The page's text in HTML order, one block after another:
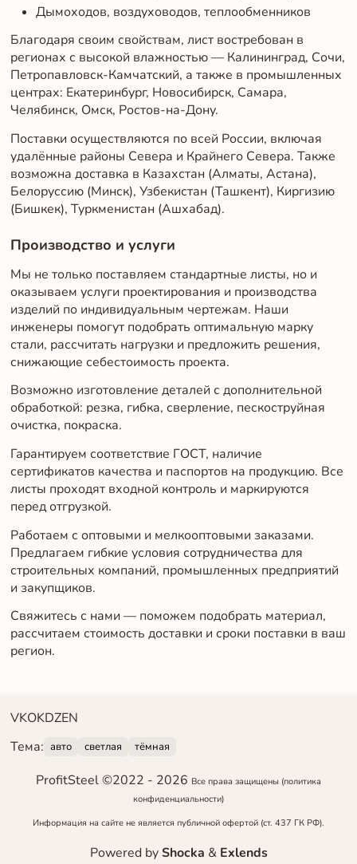
Дымоходов, воздуховодов, теплообменников
Благодаря своим свойствам, лист востребован в
регионах с высокой влажностью — Калининград, Сочи,
Петропавловск-Камчатский, а также в промышленных
центрах: Екатеринбург, Новосибирск, Самара,
Челябинск, Омск, Ростов-на-Дону.
Поставки осуществляются по всей России, включая
удалённые районы Севера и Крайнего Севера. Также
возможна доставка в Казахстан (Алматы, Астана),
Белоруссию (Минск), Узбекистан (Ташкент), Киргизию
(Бишкек), Туркменистан (Ашхабад).
Производство и услуги
Мы не только поставляем стандартные листы, но и
оказываем услуги проектирования и производства
изделий по индивидуальным чертежам. Наши
инженеры помогут подобрать оптимальную марку
стали, рассчитать нагрузки и предложить решения,
снижающие себестоимость проекта.
Возможно изготовление деталей с дополнительной
обработкой: резка, гибка, сверление, пескоструйная
очистка, покраска.
Гарантируем соответствие ГОСТ, наличие
сертификатов качества и паспортов на продукцию. Все
листы проходят входной контроль и маркируются
перед отгрузкой.
Работаем с оптовыми и мелкооптовыми заказами.
Предлагаем гибкие условия сотрудничества для
строительных компаний, промышленных предприятий
и закупщиков.
Свяжитесь с нами — поможем подобрать материал,
рассчитаем стоимость доставки и сроки поставки в ваш
регион.
VKOKDZEN
Тема: авто светлая тёмная
ProfitSteel ©2022 - 2026 Все права защищены (политика
конфиденциальности)
Информация на сайте не является публичной офертой (ст. 437 ГК РФ).
Powered by Shocka & Exlends